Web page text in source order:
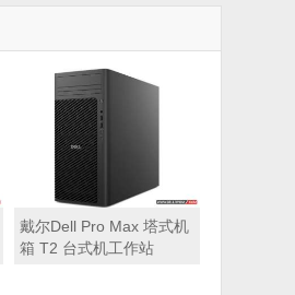
戴尔Dell Pro Max 塔式机
箱 T2 台式机工作站